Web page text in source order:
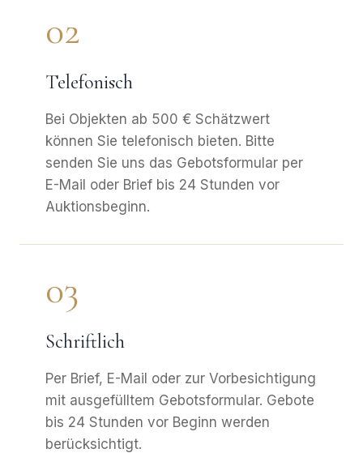
02
Telefonisch
Bei Objekten ab 500 € Schätzwert
können Sie telefonisch bieten. Bitte
senden Sie uns das Gebotsformular per
E-Mail oder Brief bis 24 Stunden vor
Auktionsbeginn.
03
Schriftlich
Per Brief, E-Mail oder zur Vorbesichtigung
mit ausgefülltem Gebotsformular. Gebote
bis 24 Stunden vor Beginn werden
berücksichtigt.